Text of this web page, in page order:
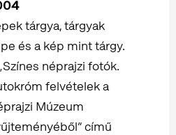
tárgya, tárgyak
és a kép mint tárgy.
néprajzi fotók.
felvételek a
Múzeum
című